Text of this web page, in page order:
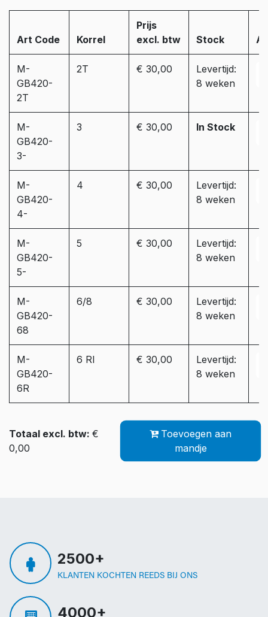
Art Code Korrel
Prijs
excl. btw
Stock
M-
GB420-
2T
2T € 30,00
Levertijd:
8 weken
M-
GB420-
3-
3 € 30,00 In Stock
M-
GB420-
4-
4 € 30,00
Levertijd:
8 weken
M-
GB420-
5-
5 € 30,00
Levertijd:
8 weken
M-
GB420-
68
6/8 € 30,00
Levertijd:
8 weken
M-
GB420-
6R
6 RI € 30,00
Levertijd:
8 weken
Totaal excl. btw: €
0,00
Toevoegen aan
mandje
2500+
KLANTEN KOCHTEN REEDS BIJ ONS
4000+